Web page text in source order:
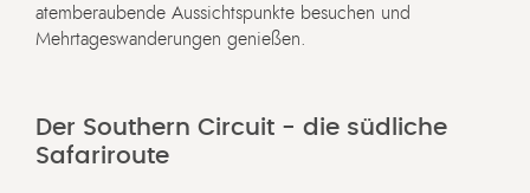
atemberaubende Aussichtspunkte besuchen und
Mehrtageswanderungen genießen.
Der Southern Circuit - die südliche
Safariroute